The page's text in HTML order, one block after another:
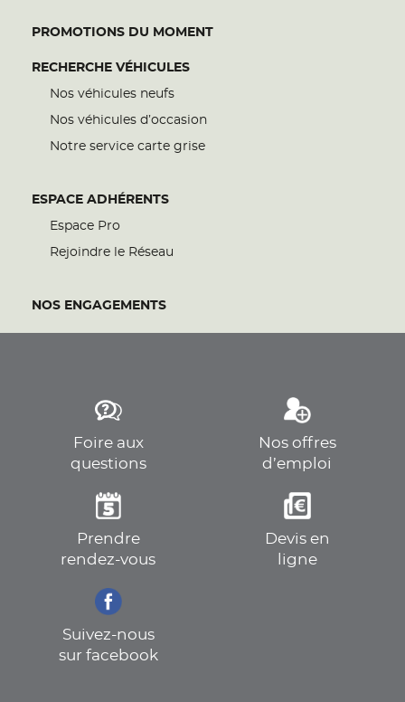
PROMOTIONS DU MOMENT
RECHERCHE VÉHICULES
Nos véhicules neufs
Nos véhicules d’occasion
Notre service carte grise
ESPACE ADHÉRENTS
Espace Pro
Rejoindre le Réseau
NOS ENGAGEMENTS
Foire aux
questions
Nos offres
d’emploi
Prendre
rendez-vous
Devis en
ligne
Suivez-nous
sur facebook